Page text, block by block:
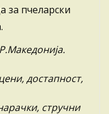
за пчеларски
достапност,
стручни